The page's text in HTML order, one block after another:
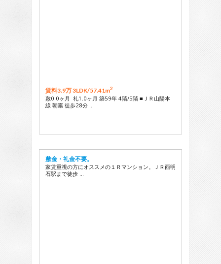
賃料3.9万 3LDK/57.41m2
敷0.0ヶ月 礼1.0ヶ月 築59年 4階/5階 ■ＪＲ山陽本
線 朝霧 徒歩28分 …
敷金・礼金不要。
家賃重視の方にオススメの１Ｒマンション。ＪＲ西明
石駅まで徒歩 …